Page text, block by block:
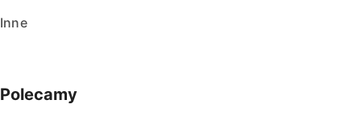
Inne
Polecamy